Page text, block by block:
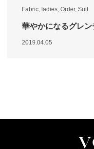
Fabric, ladies, Order, Suit
華やかになるグレ
2019.04.05